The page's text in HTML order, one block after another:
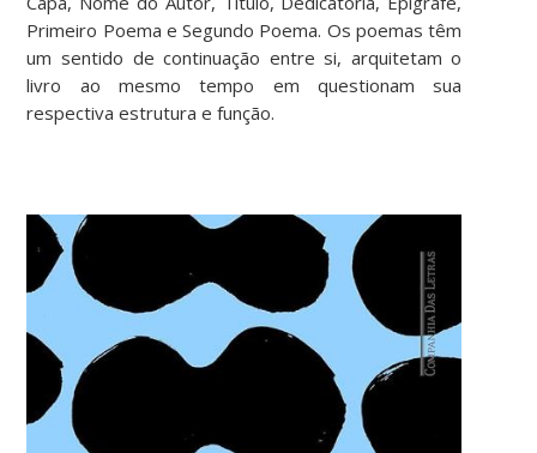
Primeiro Poema e Segundo Poema. Os poemas têm
um sentido de continuação entre si, arquitetam o
livro ao mesmo tempo em questionam sua
respectiva estrutura e função.